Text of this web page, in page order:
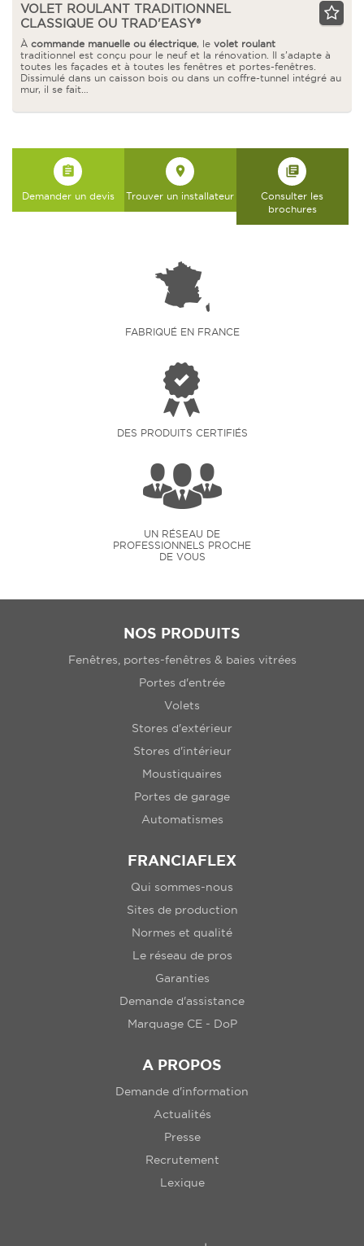
VOLET ROULANT TRADITIONNEL
CLASSIQUE OU TRAD'EASY®
À commande manuelle ou électrique, le volet roulant
traditionnel est conçu pour le neuf et la rénovation. Il s’adapte à
toutes les façades et à toutes les fenêtres et portes-fenêtres.
Dissimulé dans un caisson bois ou dans un coffre-tunnel intégré au
mur, il se fait…
assignment
Demander un devis
place
Trouver un installateur
library_books
Consulter les
brochures
FABRIQUÉ EN FRANCE
DES PRODUITS CERTIFIÉS
UN RÉSEAU DE
PROFESSIONNELS PROCHE
DE VOUS
NOS PRODUITS
Fenêtres, portes-fenêtres & baies vitrées
Portes d'entrée
Volets
Stores d'extérieur
Stores d'intérieur
Moustiquaires
Portes de garage
Automatismes
FRANCIAFLEX
Qui sommes-nous
Sites de production
Normes et qualité
Le réseau de pros
Garanties
Demande d'assistance
Marquage CE - DoP
A PROPOS
Demande d'information
Actualités
Presse
Recrutement
Lexique